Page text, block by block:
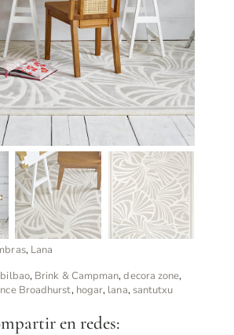
, Lana
bilbao, Brink & Campman,decora zone,
Broadhurst, hogar, lana, santutxu
en redes: